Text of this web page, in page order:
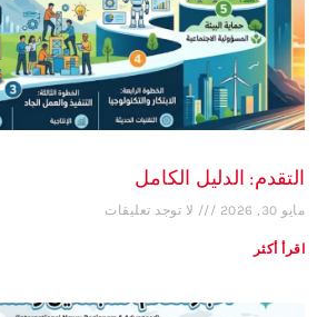
التقدم: الدليل الكامل
مايو 30, 2026 لا توجد تعليقات
اقرأ أكثر